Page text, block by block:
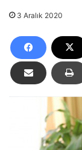
3 Aralık 2020